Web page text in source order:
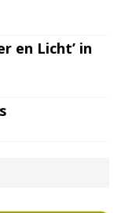
en Licht’ in